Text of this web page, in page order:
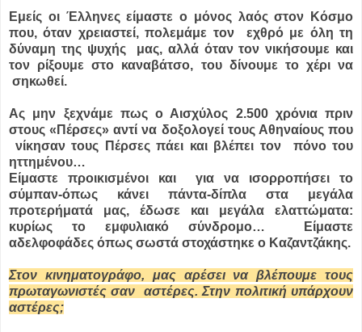
Εμείς οι Έλληνες είμαστε ο μόνος λαός στον Κόσμο
που, όταν χρειαστεί, πολεμάμε τον εχθρό με όλη τη
δύναμη της ψυχής μας, αλλά όταν τον νικήσουμε και
τον ρίξουμε στο καναβάτσο, του δίνουμε το χέρι να
σηκωθεί.
Ας μην ξεχνάμε πως ο Αισχύλος 2.500 χρόνια πριν
στους «Πέρσες» αντί να δοξολογεί τους Αθηναίους που
νίκησαν τους Πέρσες πάει και βλέπει τον πόνο του
ηττημένου…
Είμαστε προικισμένοι και για να ισορροπήσει το
σύμπαν-όπως κάνει πάντα-δίπλα στα μεγάλα
προτερήματά μας, έδωσε και μεγάλα ελαττώματα:
κυρίως το εμφυλιακό σύνδρομο… Είμαστε
αδελφοφάδες όπως σωστά στοχάστηκε ο Καζαντζάκης.
Στον κινηματογράφο, μας αρέσει να βλέπουμε τους
πρωταγωνιστές σαν αστέρες. Στην πολιτική υπάρχουν
αστέρες;